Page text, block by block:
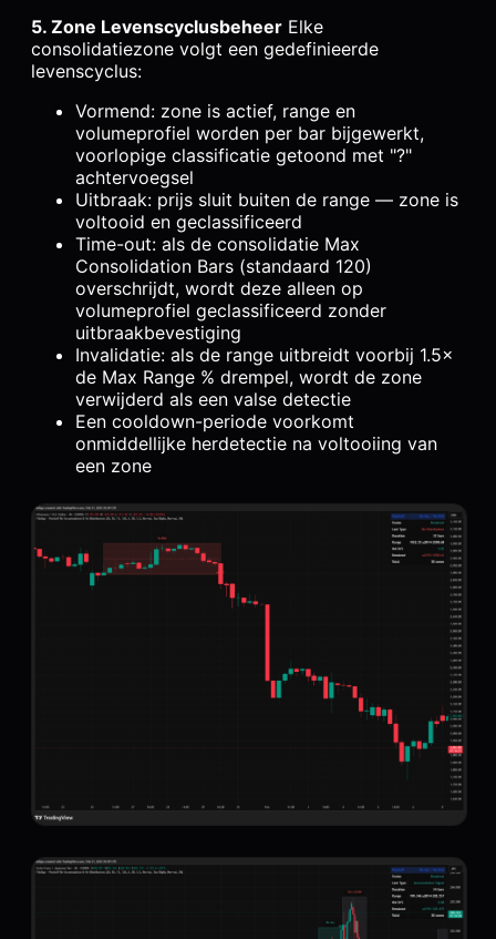
5. Zone Levenscyclusbeheer Elke
consolidatiezone volgt een gedefinieerde
levenscyclus:
Vormend: zone is actief, range en
volumeprofiel worden per bar bijgewerkt,
voorlopige classificatie getoond met "?"
achtervoegsel
Uitbraak: prijs sluit buiten de range — zone is
voltooid en geclassificeerd
Time-out: als de consolidatie Max
Consolidation Bars (standaard 120)
overschrijdt, wordt deze alleen op
volumeprofiel geclassificeerd zonder
uitbraakbevestiging
Invalidatie: als de range uitbreidt voorbij 1.5×
de Max Range % drempel, wordt de zone
verwijderd als een valse detectie
Een cooldown-periode voorkomt
onmiddellijke herdetectie na voltooiing van
een zone